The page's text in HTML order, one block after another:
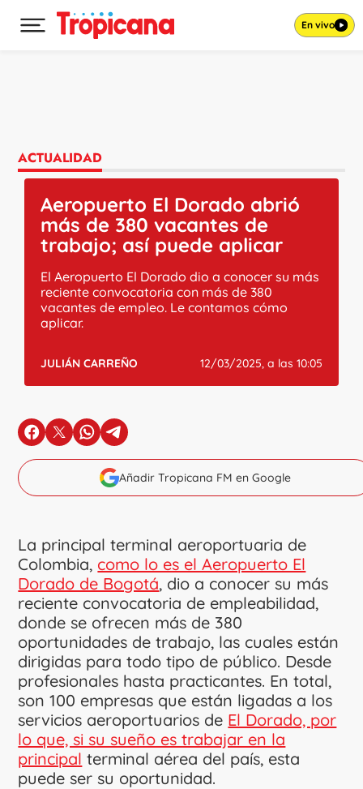
Desplegar menú principal En vivo
ACTUALIDAD
Aeropuerto El Dorado abrió
más de 380 vacantes de
trabajo; así puede aplicar
El Aeropuerto El Dorado dio a conocer su más
reciente convocatoria con más de 380
vacantes de empleo. Le contamos cómo
aplicar.
JULIÁN CARREÑO 12/03/2025, a las 10:05
en Facebook
en Xen Whatsapp
en Telegram
Añadir Tropicana FM en Google
La principal terminal aeroportuaria de
Colombia, como lo es el Aeropuerto El
Dorado de Bogotá, dio a conocer su más
reciente convocatoria de empleabilidad,
donde se ofrecen más de 380
oportunidades de trabajo, las cuales están
dirigidas para todo tipo de público. Desde
profesionales hasta practicantes. En total,
son 100 empresas que están ligadas a los
servicios aeroportuarios de El Dorado, por
lo que, si su sueño es trabajar en la
principal terminal aérea del país, esta
puede ser su oportunidad.